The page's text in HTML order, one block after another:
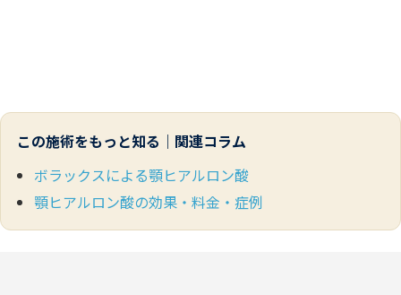
この施術をもっと知る｜関連コラム
ボラックスによる顎ヒアルロン酸
顎ヒアルロン酸の効果・料金・症例